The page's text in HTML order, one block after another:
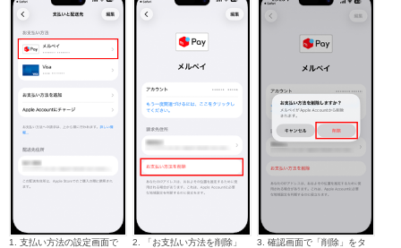
1. 支払い方法の設定画面で
2. 「お支払い方法を削除」
3. 確認画面で「削除」をタ